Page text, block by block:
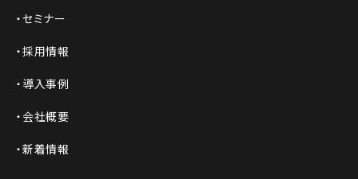
セミナー
採用情報
導入事例
会社概要
新着情報